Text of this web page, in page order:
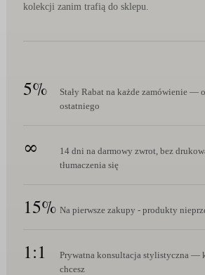
kolekcji zanim trafią do sklepu.
5%
Stały Rabat na każde zamówienie —
ostatniego
∞
14 dni na darmowy zwrot, bez
tłumaczenia się
15% Na pierwsze zakupy - produkty
1:1
Prywatna konsultacja stylistyczna —
chcesz